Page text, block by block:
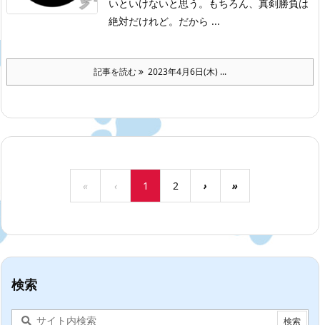
いといけないと思う。 もちろん、真剣勝負は
絶対だけれど。だから ...
記事を読む 2023年4月6日(木) ...
« ‹ 1 2 › »
検索